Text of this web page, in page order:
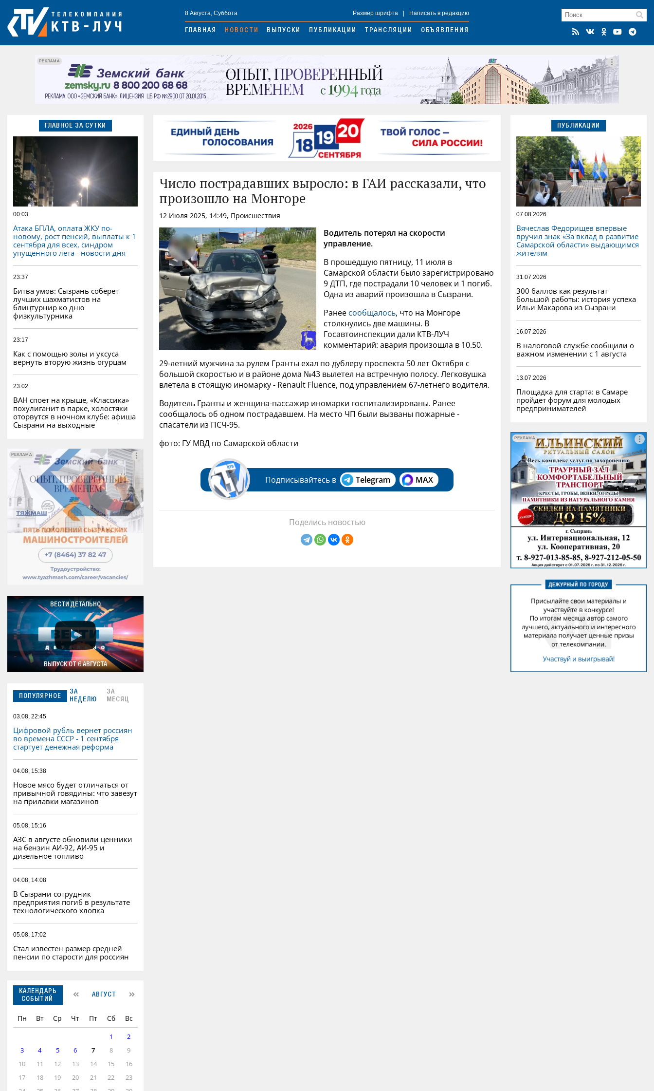
8 Августа, Суббота Размер шрифта Написать в редакцию
ГЛАВНАЯ НОВОСТИ ВЫПУСКИ ПУБЛИКАЦИИ ТРАНСЛЯЦИИ ОБЪЯВЛЕНИЯ
РЕКЛАМА
ГЛАВНОЕ ЗА СУТКИ
00:03
Атака БПЛА, оплата ЖКУ по-
новому, рост пенсий, выплаты к 1
сентября для всех, синдром
упущенного лета - новости дня
23:37
Битва умов: Сызрань соберет
лучших шахматистов на
блицтурнир ко дню
физкультурника
23:17
Как с помощью золы и уксуса
вернуть вторую жизнь огурцам
23:02
ВАН споет на крыше, «Классика»
похулиганит в парке, холостяки
оторвутся в ночном клубе: афиша
Сызрани на выходные
РЕКЛАМА
РЕКЛАМА
ВЕСТИ ДЕТАЛЬНО
ВЫПУСК ОТ 6 АВГУСТА
ПОПУЛЯРНОЕ
ЗА
НЕДЕЛЮ
ЗА
МЕСЯЦ
03.08, 22:45
Цифровой рубль вернет россиян
во времена СССР - 1 сентября
стартует денежная реформа
04.08, 15:38
Новое мясо будет отличаться от
привычной говядины: что завезут
на прилавки магазинов
05.08, 15:16
АЗС в августе обновили ценники
на бензин АИ-92, АИ-95 и
дизельное топливо
04.08, 14:08
В Сызрани сотрудник
предприятия погиб в результате
технологического хлопка
05.08, 17:02
Стал известен размер средней
пенсии по старости для россиян
КАЛЕНДАРЬ
СОБЫТИЙ
АВГУСТ
Пн Вт Ср Чт Пт Сб Вс
1
2
3
4 5 6 7 8
9
10
11 12 13 14 15
16
17
18 19 20 21 22
23
Число пострадавших выросло: в ГАИ рассказали, что
произошло на Монгоре
12 Июля 2025, 14:49, Происшествия
Водитель потерял на скорости
управление.
В прошедшую пятницу, 11 июля в
Самарской области было зарегистрировано
9 ДТП, где пострадали 10 человек и 1 погиб.
Одна из аварий произошла в Сызрани.
Ранее сообщалось, что на Монгоре
столкнулись две машины. В
Госавтоинспекции дали КТВ-ЛУЧ
комментарий: авария произошла в 10.50.
29-летний мужчина за рулем Гранты ехал по дублеру проспекта 50 лет Октября с
большой скоростью и в районе дома №43 вылетел на встречную полосу. Легковушка
влетела в стоящую иномарку - Renault Fluence, под управлением 67-летнего водителя.
Водитель Гранты и женщина-пассажир иномарки госпитализированы. Ранее
сообщалось об одном пострадавшем. На место ЧП были вызваны пожарные -
спасатели из ПСЧ-95.
фото: ГУ МВД по Самарской области
Подписывайтесь в Telegram MAX
Поделись новостью
ПУБЛИКАЦИИ
07.08.2026
Вячеслав Федорищев впервые
вручил знак «За вклад в развитие
Самарской области» выдающимся
жителям
31.07.2026
300 баллов как результат
большой работы: история успеха
Ильи Макарова из Сызрани
16.07.2026
В налоговой службе сообщили о
важном изменении с 1 августа
13.07.2026
Площадка для старта: в Самаре
пройдет форум для молодых
предпринимателей
РЕКЛАМА